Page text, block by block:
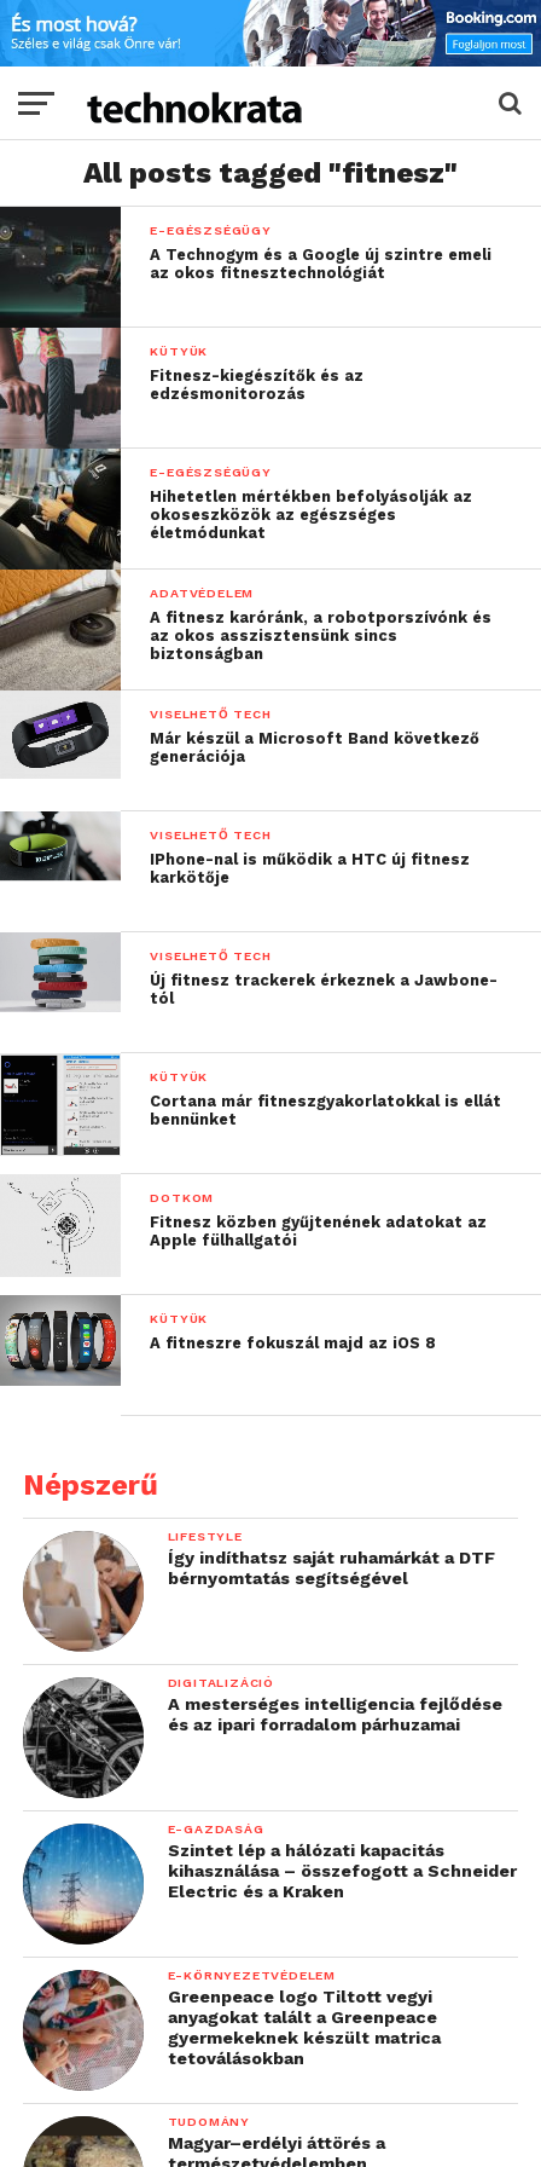
All posts tagged "fitnesz"
E-EGÉSZSÉGÜGY
A Technogym és a Google új szintre emeli
az okos fitnesztechnológiát
KÜTYÜK
Fitnesz-kiegészítők és az
edzésmonitorozás
E-EGÉSZSÉGÜGY
Hihetetlen mértékben befolyásolják az
okoseszközök az egészséges
életmódunkat
ADATVÉDELEM
A fitnesz karóránk, a robotporszívónk és
az okos asszisztensünk sincs
biztonságban
VISELHETŐ TECH
Már készül a Microsoft Band következő
generációja
VISELHETŐ TECH
IPhone-nal is működik a HTC új fitnesz
karkötője
VISELHETŐ TECH
Új fitnesz trackerek érkeznek a Jawbone-
tól
KÜTYÜK
Cortana már fitneszgyakorlatokkal is ellát
bennünket
DOTKOM
Fitnesz közben gyűjtenének adatokat az
Apple fülhallgatói
KÜTYÜK
A fitneszre fokuszál majd az iOS 8
Népszerű
LIFESTYLE
Így indíthatsz saját ruhamárkát a DTF
bérnyomtatás segítségével
DIGITALIZÁCIÓ
A mesterséges intelligencia fejlődése
és az ipari forradalom párhuzamai
E-GAZDASÁG
Szintet lép a hálózati kapacitás
kihasználása – összefogott a Schneider
Electric és a Kraken
E-KÖRNYEZETVÉDELEM
Greenpeace logo Tiltott vegyi
anyagokat talált a Greenpeace
gyermekeknek készült matrica
tetoválásokban
TUDOMÁNY
Magyar–erdélyi áttörés a